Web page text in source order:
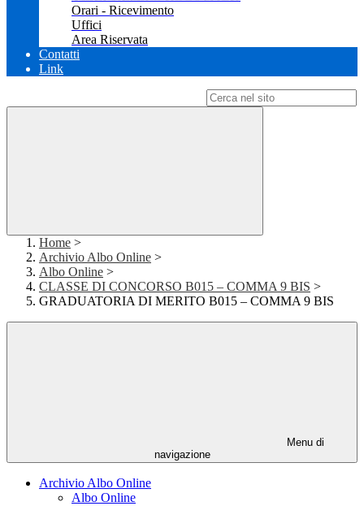
Orari - Ricevimento
Uffici
Area Riservata
Contatti
Link
Home >
Archivio Albo Online >
Albo Online >
CLASSE DI CONCORSO B015 – COMMA 9 BIS >
GRADUATORIA DI MERITO B015 – COMMA 9 BIS
Menu di
navigazione
Archivio Albo Online
Albo Online